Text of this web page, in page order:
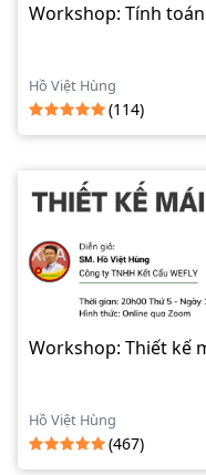
Workshop: Tính
Hồ Việt Hùng
(114)
Workshop: Thiết kế
Hồ Việt Hùng
(467)